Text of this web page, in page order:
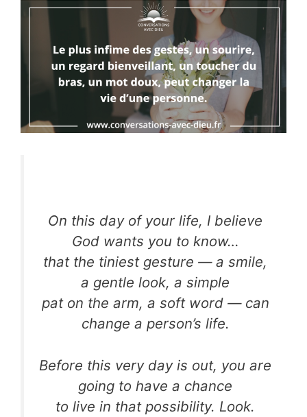
On this day of your life, I believe
God wants you to know…
that the tiniest gesture — a smile,
a gentle look, a simple
pat on the arm, a soft word — can
change a person’s life.
Before this very day is out, you are
going to have a chance
to live in that possibility. Look.